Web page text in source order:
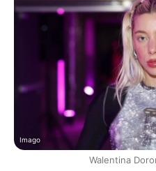
Imago
Walentina